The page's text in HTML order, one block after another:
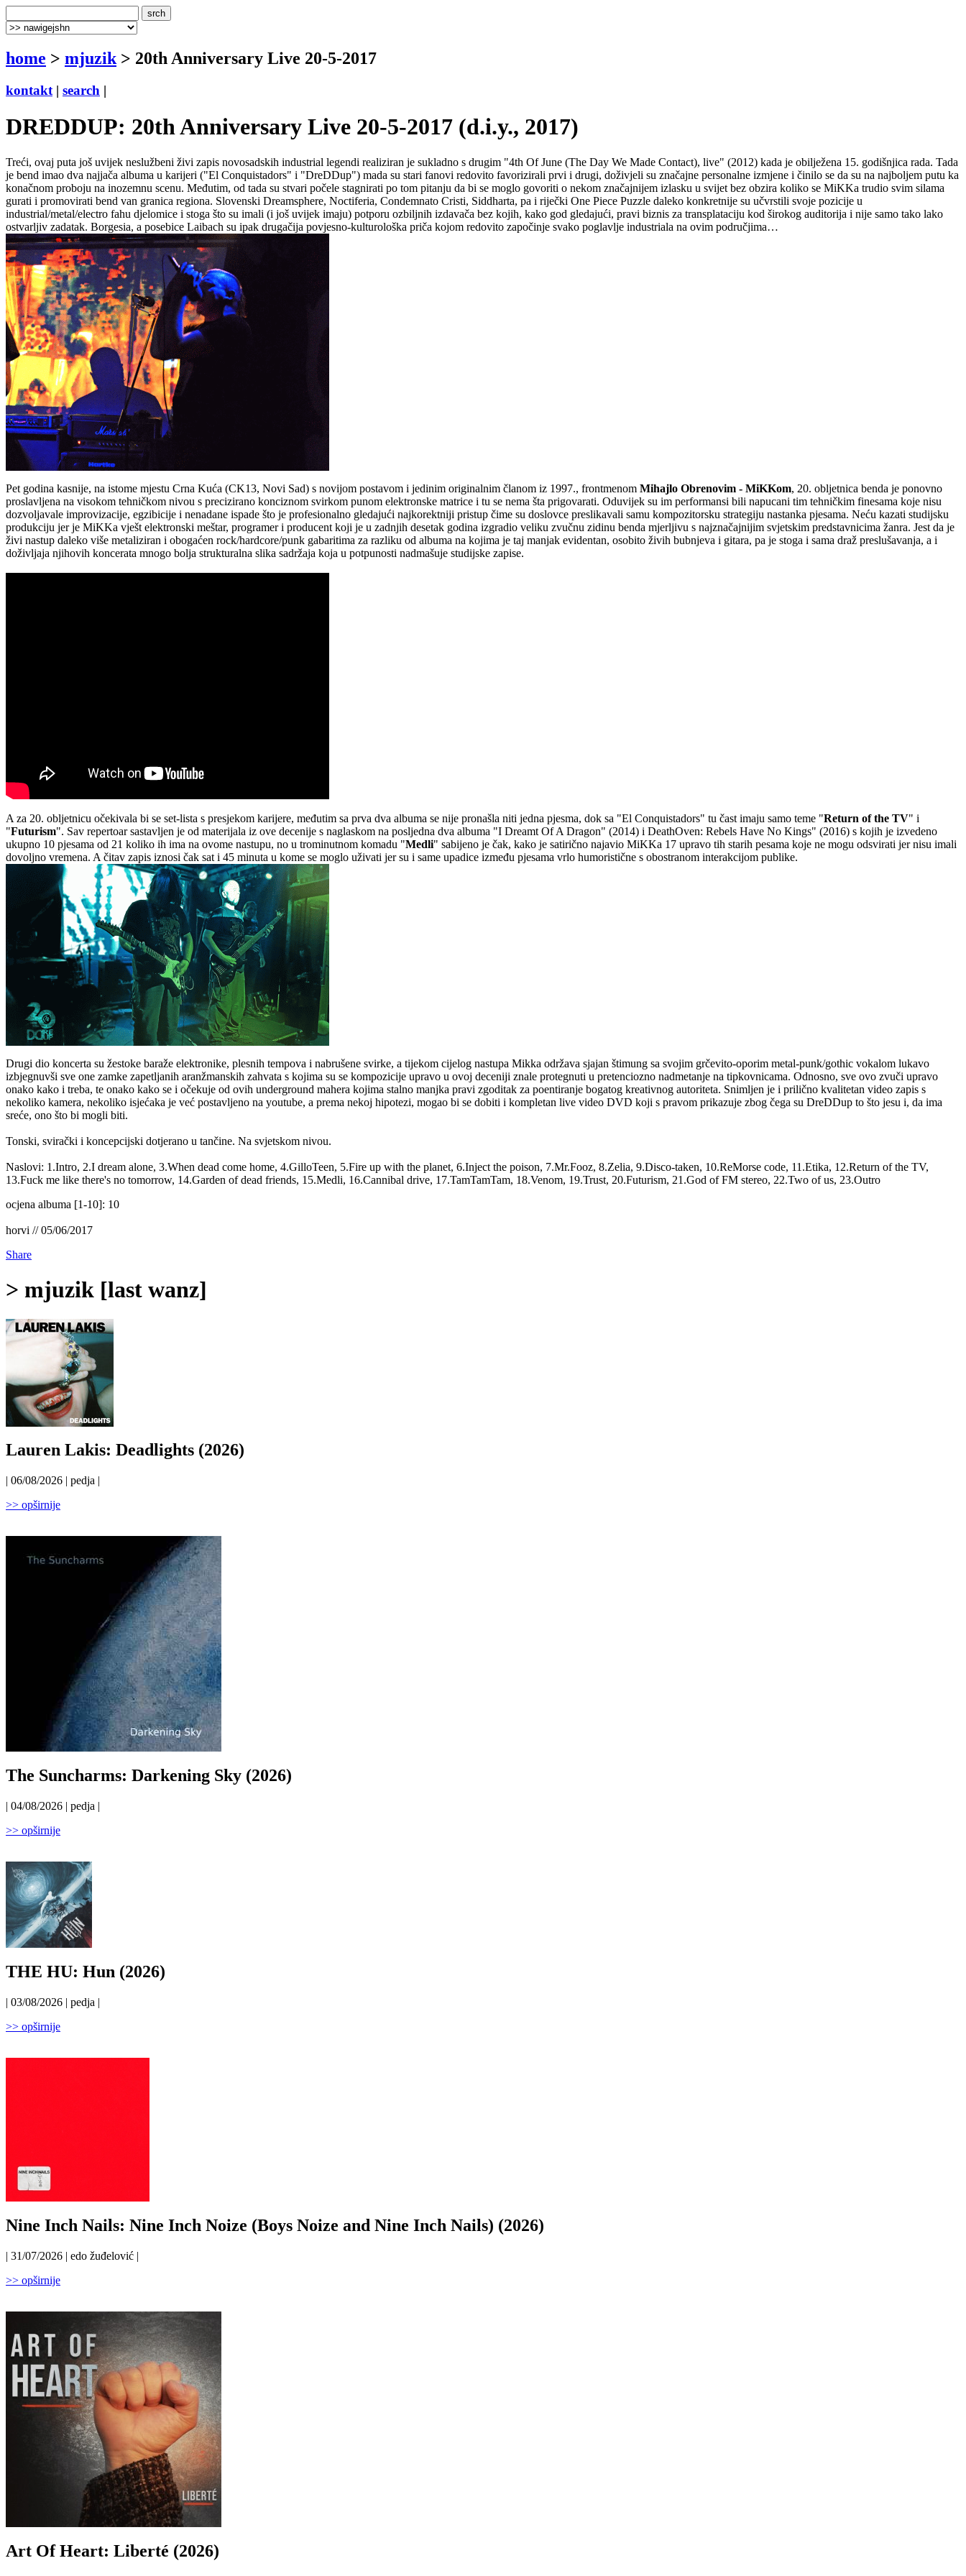
home > mjuzik > 20th Anniversary Live 20-5-2017
kontakt | search |
DREDDUP: 20th Anniversary Live 20-5-2017 (d.i.y., 2017)
Treći, ovaj puta još uvijek neslužbeni živi zapis novosadskih industrial legendi realiziran je sukladno s drugim "4th Of June (The Day We Made Contact), live" (2012) kada je obilježena 15. godišnjica rada. Tada
je bend imao dva najjača albuma u karijeri ("El Conquistadors" i "DreDDup") mada su stari fanovi redovito favorizirali prvi i drugi, doživjeli su značajne personalne izmjene i činilo se da su na najboljem putu ka
konačnom proboju na inozemnu scenu. Međutim, od tada su stvari počele stagnirati po tom pitanju da bi se moglo govoriti o nekom značajnijem izlasku u svijet bez obzira koliko se MiKKa trudio svim silama
gurati i promovirati bend van granica regiona. Slovenski Dreamsphere, Noctiferia, Condemnato Cristi, Siddharta, pa i riječki One Piece Puzzle daleko konkretnije su učvrstili svoje pozicije u
industrial/metal/electro fahu djelomice i stoga što su imali (i još uvijek imaju) potporu ozbiljnih izdavača bez kojih, kako god gledajući, pravi biznis za transplataciju kod širokog auditorija i nije samo tako lako
ostvarljiv zadatak. Borgesia, a posebice Laibach su ipak drugačija povjesno-kulturološka priča kojom redovito započinje svako poglavlje industriala na ovim područjima…
Pet godina kasnije, na istome mjestu Crna Kuća (CK13, Novi Sad) s novijom postavom i jedinim originalnim članom iz 1997., frontmenom Mihajlo Obrenovim - MiKKom, 20. obljetnica benda je ponovno
proslavljena na visokom tehničkom nivou s precizirano konciznom svirkom punom elektronske matrice i tu se nema šta prigovarati. Oduvijek su im performansi bili napucani tim tehničkim finesama koje nisu
dozvoljavale improvizacije, egzibicije i nenadane ispade što je profesionalno gledajući najkorektniji pristup čime su doslovce preslikavali samu kompozitorsku strategiju nastanka pjesama. Neću kazati studijsku
produkciju jer je MiKKa vješt elektronski meštar, programer i producent koji je u zadnjih desetak godina izgradio veliku zvučnu zidinu benda mjerljivu s najznačajnijim svjetskim predstavnicima žanra. Jest da je
živi nastup daleko više metaliziran i obogaćen rock/hardcore/punk gabaritima za razliku od albuma na kojima je taj manjak evidentan, osobito živih bubnjeva i gitara, pa je stoga i sama draž preslušavanja, a i
doživljaja njihovih koncerata mnogo bolja strukturalna slika sadržaja koja u potpunosti nadmašuje studijske zapise.
A za 20. obljetnicu očekivala bi se set-lista s presjekom karijere, međutim sa prva dva albuma se nije pronašla niti jedna pjesma, dok sa "El Conquistadors" tu čast imaju samo teme "Return of the TV" i
"Futurism". Sav repertoar sastavljen je od materijala iz ove decenije s naglaskom na posljedna dva albuma "I Dreamt Of A Dragon" (2014) i DeathOven: Rebels Have No Kings" (2016) s kojih je izvedeno
ukupno 10 pjesama od 21 koliko ih ima na ovome nastupu, no u trominutnom komadu "Medli" sabijeno je čak, kako je satirično najavio MiKKa 17 upravo tih starih pesama koje ne mogu odsvirati jer nisu imali
dovoljno vremena. A čitav zapis iznosi čak sat i 45 minuta u kome se moglo uživati jer su i same upadice između pjesama vrlo humoristične s obostranom interakcijom publike.
Drugi dio koncerta su žestoke baraže elektronike, plesnih tempova i nabrušene svirke, a tijekom cijelog nastupa Mikka održava sjajan štimung sa svojim grčevito-oporim metal-punk/gothic vokalom lukavo
izbjegnuvši sve one zamke zapetljanih aranžmanskih zahvata s kojima su se kompozicije upravo u ovoj deceniji znale protegnuti u pretenciozno nadmetanje na tipkovnicama. Odnosno, sve ovo zvuči upravo
onako kako i treba, te onako kako se i očekuje od ovih underground mahera kojima stalno manjka pravi zgoditak za poentiranje bogatog kreativnog autoriteta. Snimljen je i prilično kvalitetan video zapis s
nekoliko kamera, nekoliko isjećaka je već postavljeno na youtube, a prema nekoj hipotezi, mogao bi se dobiti i kompletan live video DVD koji s pravom prikazuje zbog čega su DreDDup to što jesu i, da ima
sreće, ono što bi mogli biti.
Tonski, svirački i koncepcijski dotjerano u tančine. Na svjetskom nivou.
Naslovi: 1.Intro, 2.I dream alone, 3.When dead come home, 4.GilloTeen, 5.Fire up with the planet, 6.Inject the poison, 7.Mr.Fooz, 8.Zelia, 9.Disco-taken, 10.ReMorse code, 11.Etika, 12.Return of the TV,
13.Fuck me like there's no tomorrow, 14.Garden of dead friends, 15.Medli, 16.Cannibal drive, 17.TamTamTam, 18.Venom, 19.Trust, 20.Futurism, 21.God of FM stereo, 22.Two of us, 23.Outro
ocjena albuma [1-10]: 10
horvi // 05/06/2017
Share
> mjuzik [last wanz]
Lauren Lakis: Deadlights (2026)
| 06/08/2026 | pedja |
>> opširnije
The Suncharms: Darkening Sky (2026)
| 04/08/2026 | pedja |
>> opširnije
THE HU: Hun (2026)
| 03/08/2026 | pedja |
>> opširnije
Nine Inch Nails: Nine Inch Noize (Boys Noize and Nine Inch Nails) (2026)
| 31/07/2026 | edo žuđelović |
>> opširnije
Art Of Heart: Liberté (2026)